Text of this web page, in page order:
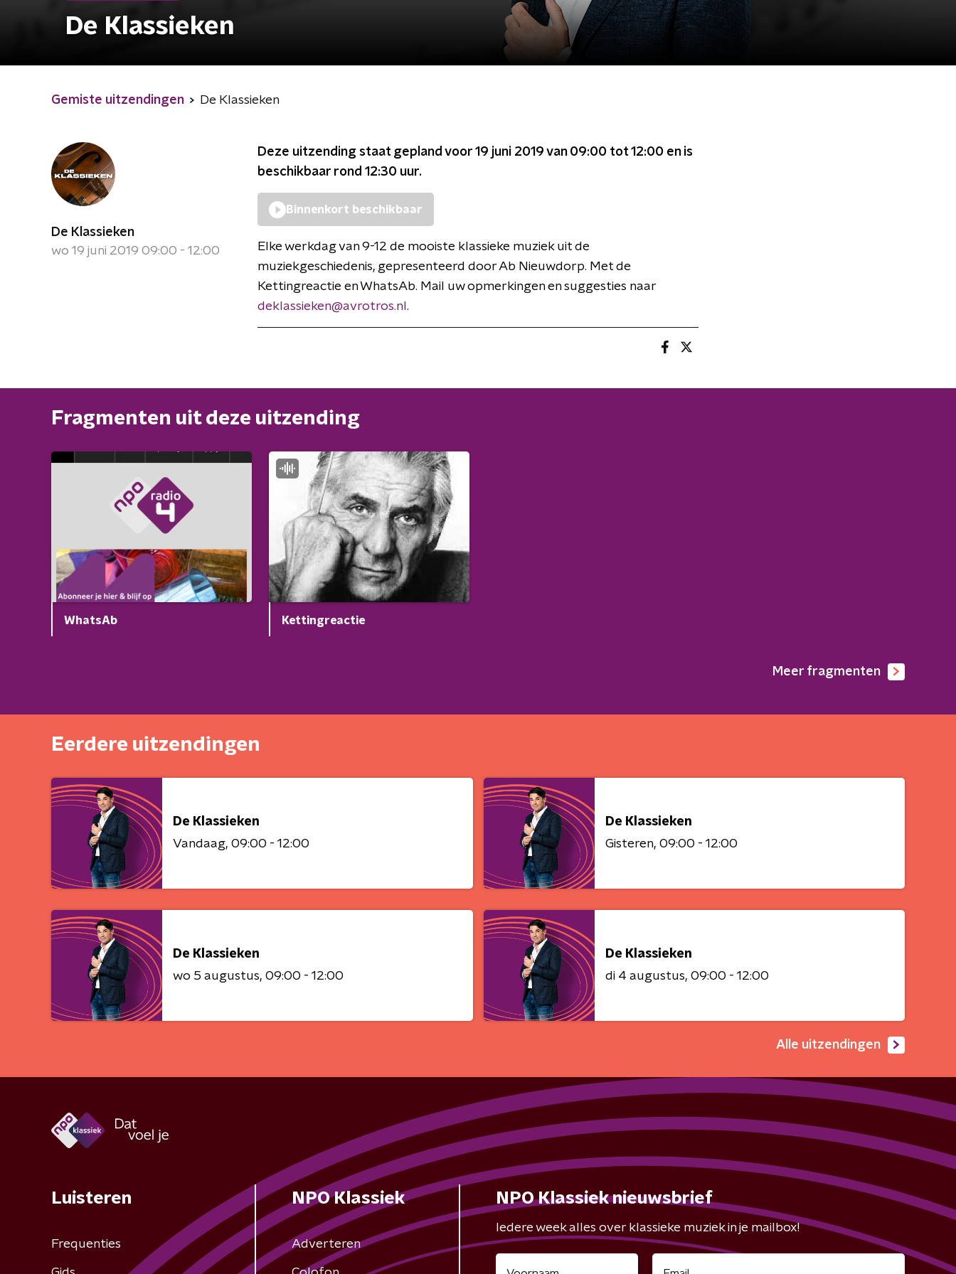
De Klassieken
Gemiste uitzendingen De Klassieken
De Klassieken
wo 19 juni 2019 09:00 - 12:00
Deze uitzending staat gepland voor 19 juni 2019 van 09:00 tot 12:00 en is
beschikbaar rond 12:30 uur.
Binnenkort beschikbaar
Elke werkdag van 9-12 de mooiste klassieke muziek uit de
muziekgeschiedenis, gepresenteerd door Ab Nieuwdorp. Met de
Kettingreactie en WhatsAb. Mail uw opmerkingen en suggesties naar
deklassieken@avrotros.nl .
Fragmenten uit deze uitzending
WhatsAb Kettingreactie
Meer fragmenten
Eerdere uitzendingen
De Klassieken
Vandaag 09:00 - 12:00
De Klassieken
Gisteren 09:00 - 12:00
De Klassieken
wo 5 augustus 09:00 - 12:00
De Klassieken
di 4 augustus 09:00 - 12:00
Alle uitzendingen
Luisteren
Frequenties
NPO Klassiek
Adverteren
NPO Klassiek nieuwsbrief
Iedere week alles over klassieke muziek in je mailbox!